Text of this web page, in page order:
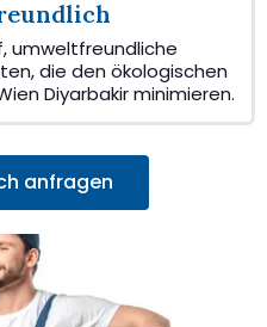
umweltfreundliche
die den ökologischen
Diyarbakir minimieren.
anfragen